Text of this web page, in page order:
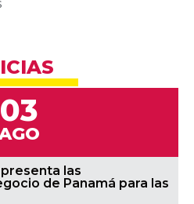
03
las
de Panamá para las